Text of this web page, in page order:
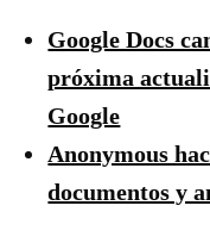
Google Docs
próxima
Google
Anonymous
documentos y